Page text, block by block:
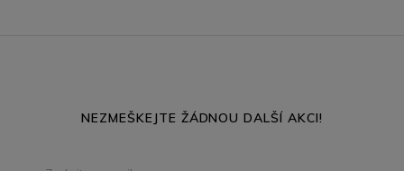
NEZMEŠKEJTE ŽÁDNOU DALŠÍ AKCI!